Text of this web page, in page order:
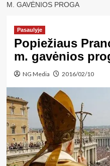
M. GAVĖNIOS PROGA
Pasaulyje
Popiežiaus
m. gavėnios
NG Media 2016/02/10